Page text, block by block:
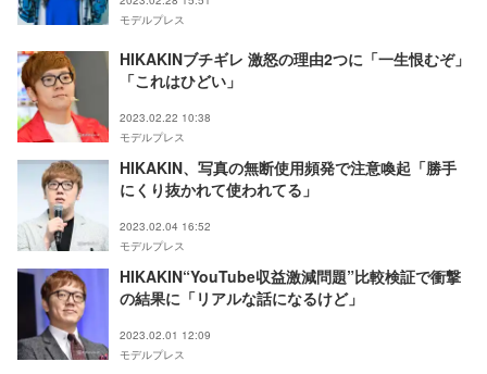
モデルプレス
HIKAKINブチギレ 激怒の理由2つに「一生恨むぞ」
「これはひどい」
2023.02.22 10:38
モデルプレス
HIKAKIN、写真の無断使用頻発で注意喚起「勝手
にくり抜かれて使われてる」
2023.02.04 16:52
モデルプレス
HIKAKIN“YouTube収益激減問題”比較検証で衝撃
の結果に「リアルな話になるけど」
2023.02.01 12:09
モデルプレス